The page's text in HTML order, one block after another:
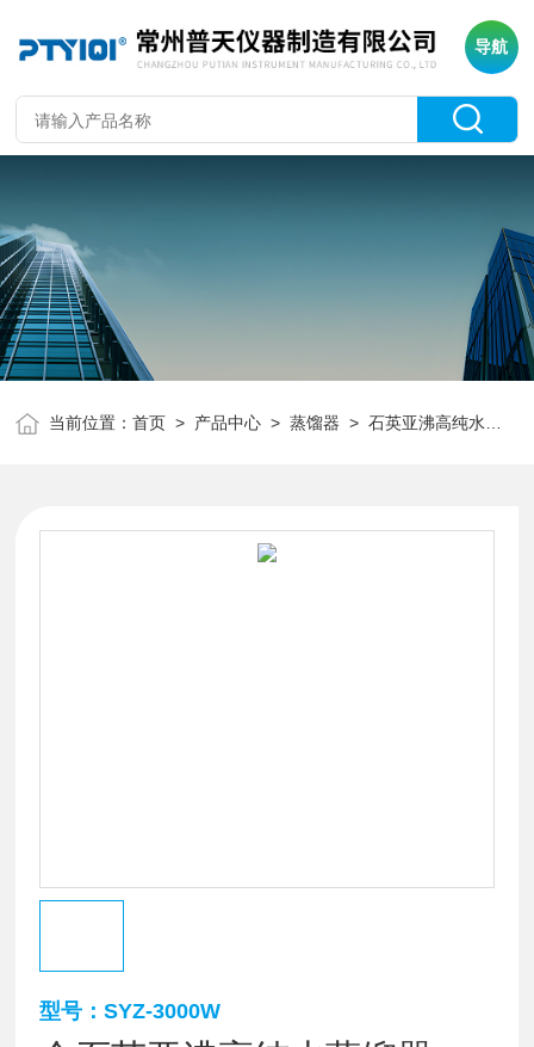
导航
当前位置：首页 > 产品中心 >蒸馏器 >石英亚沸高纯水蒸馏器
型号：SYZ-3000W